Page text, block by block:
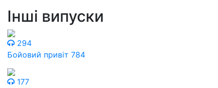
Інші випуски
294
Бойовий привіт 784
177